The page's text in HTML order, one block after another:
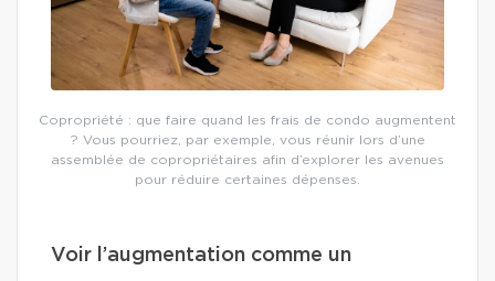
Copropriété : que faire quand les frais de condo augmentent
? Vous pourriez, par exemple, vous réunir lors d’une
assemblée de copropriétaires afin d’explorer les avenues
pour réduire certaines dépenses.
Voir l’augmentation comme un